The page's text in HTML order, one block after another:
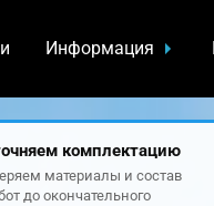
Информация
комплектацию
материалы и состав
до окончательного